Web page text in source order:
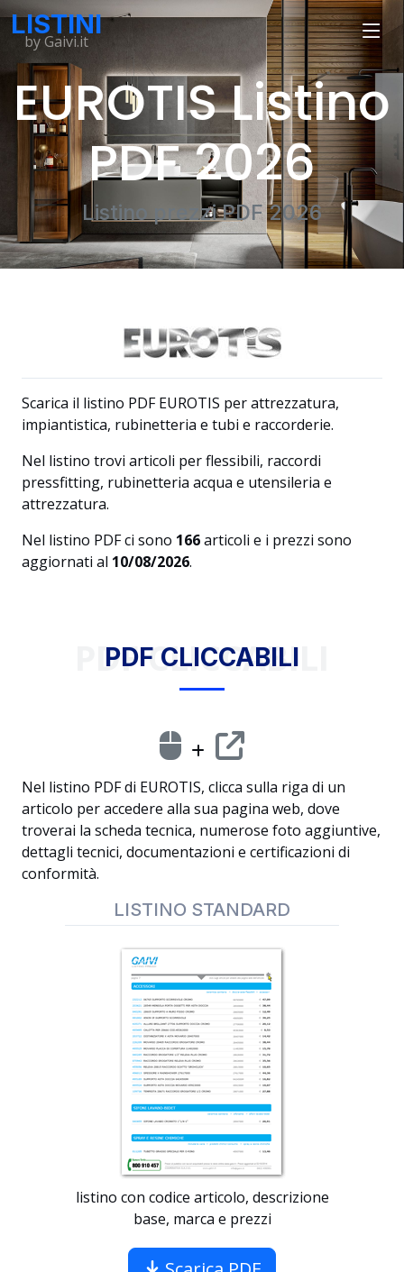
LISTINI
by Gaivi.it
EUROTIS Listino
PDF 2026
Listino prezzi PDF 2026
Scarica il listino PDF EUROTIS per attrezzatura,
impiantistica, rubinetteria e tubi e raccorderie.
Nel listino trovi articoli per flessibili, raccordi
pressfitting, rubinetteria acqua e utensileria e
attrezzatura.
Nel listino PDF ci sono 166articoli e i prezzi sono
aggiornati al 10/08/2026.
PDF CLICCABILI
PDF CLICCABILI
Nel listino PDF di EUROTIS, clicca sulla riga di un
articolo per accedere alla sua pagina web, dove
troverai la scheda tecnica, numerose foto aggiuntive,
dettagli tecnici, documentazioni e certificazioni di
conformità.
LISTINO STANDARD
listino con codice articolo, descrizione
base, marca e prezzi